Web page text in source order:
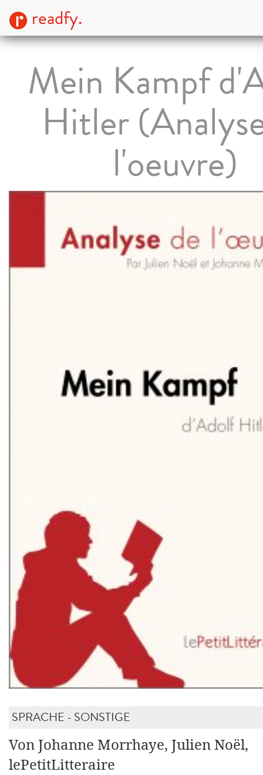
readfy.
Mein Kampf
Hitler
l'oeuvre)
SPRACHE - SONSTIGE
Von Johanne Morrhaye, Julien Noël,
lePetitLitteraire